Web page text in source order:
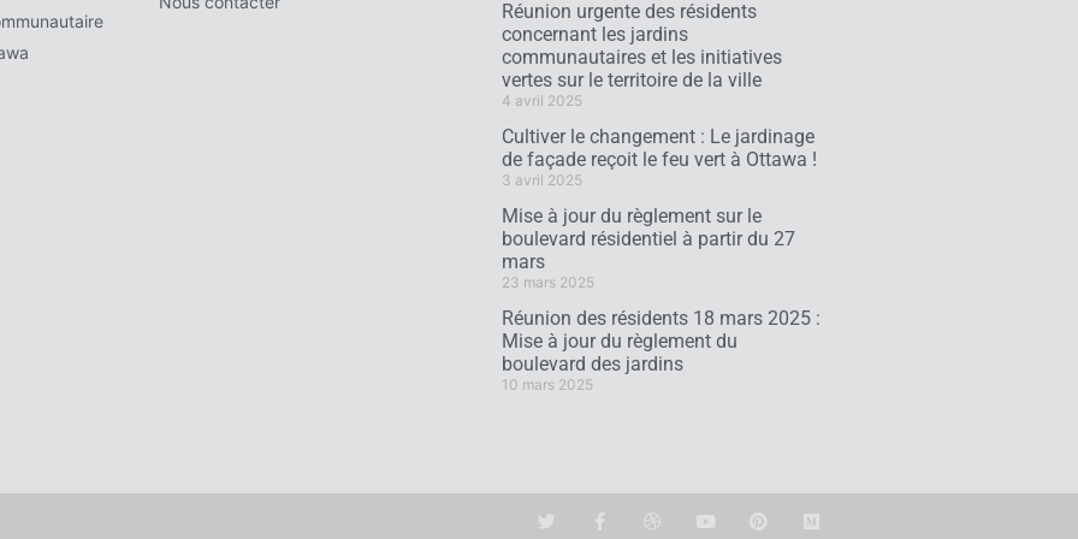
Réunion urgente des résidents
concernant les jardins
communautaires et les initiatives
vertes sur le territoire de la ville
4 avril 2025
Cultiver le changement : Le jardinage
de façade reçoit le feu vert à Ottawa !
3 avril 2025
Mise à jour du règlement sur le
boulevard résidentiel à partir du 27
mars
23 mars 2025
Réunion des résidents 18 mars 2025 :
Mise à jour du règlement du
boulevard des jardins
10 mars 2025